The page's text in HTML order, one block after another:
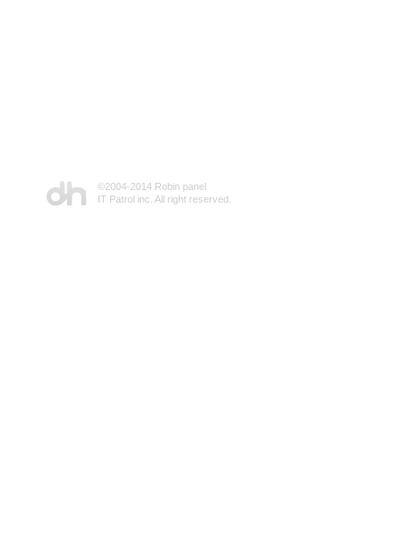
©2004-2014 Robin panel
IT Patrol inc. All right reserved.